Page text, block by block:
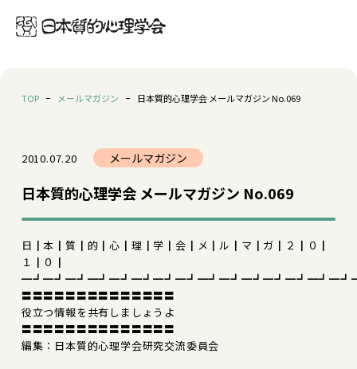
TOP メールマガジン 日本質的心理学会 メールマガジン No.069
2010.07.20 メールマガジン
日本質的心理学会 メールマガジン No.069
日┃本┃質┃的┃心┃理┃学┃会┃メ┃ル┃マ┃ガ┃２┃０┃
１┃０┃
〓〓〓〓〓〓〓〓〓〓〓〓〓〓
役立つ情報を共有しましょうよ
〓〓〓〓〓〓〓〓〓〓〓〓〓〓
編集：日本質的心理学会研究交流委員会